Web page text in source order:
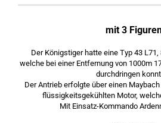
mit 3
Der Königstiger hatte eine Typ 43
welche bei einer Entfernung von 1000m
durchdringen
Der Antrieb erfolgte über einen
flüssigkeitsgekühlten Motor,
Mit Einsatz-Kommando